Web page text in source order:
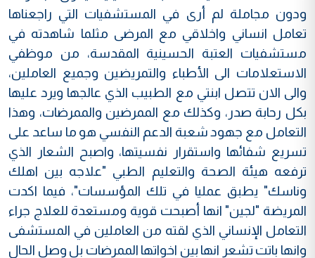
ودون مجاملة لم أرى في المستشفيات التي راجعناها
تعامل انساني واخلاقي مع المرضى مثلما شاهدته في
مستشفيات العتبة الحسينية المقدسة، من موظفي
الاستعلامات الى الأطباء والتمريضين وجميع العاملين،
والى الان تتصل ابنتي مع الطبيب الذي عالجها ويرد عليها
بكل رحابة صدر، وكذلك مع الممرضين والممرضات، وهذا
التعامل مع جهود شعبة الدعم النفسي هو ما ساعد على
تسريع شفائها واستقرار نفسيتها، واصبح الشعار الذي
ترفعه هيئة الصحة والتعليم الطبي "علاجه بين اهلك
وناسك" يطبق عمليا في تلك المؤسسات"، فيما اكدت
المريضة "لجين" انها أصبحت قوية ومستعدة للعلاج جراء
التعامل الإنساني الذي لقته من العاملين في المستشفى
وانها باتت تشعر انها بين اخواتها الممرضات بل وصل الحال